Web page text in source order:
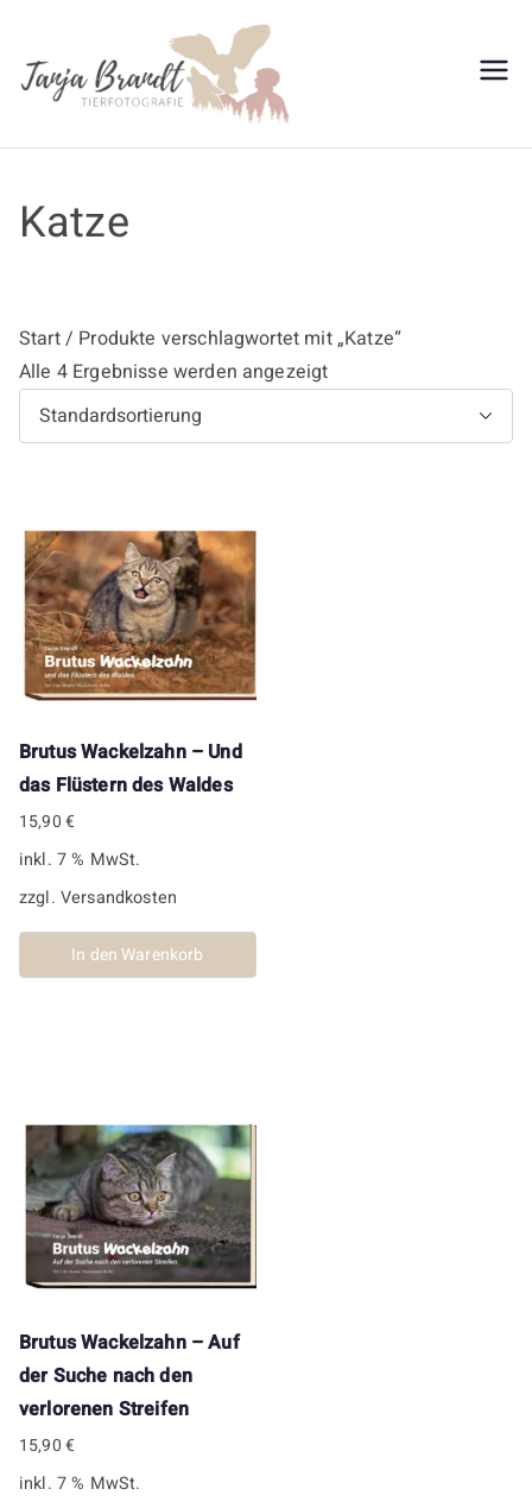
springen
Katze
Start/ Produkte verschlagwortet mit „Katze“
Alle 4 Ergebnisse werden angezeigt
Brutus Wackelzahn – Und
das Flüstern des Waldes
15,90€
inkl. 7 % MwSt.
zzgl. Versandkosten
In den Warenkorb
Brutus Wackelzahn – Auf
der Suche nach den
verlorenen Streifen
15,90€
inkl. 7 % MwSt.